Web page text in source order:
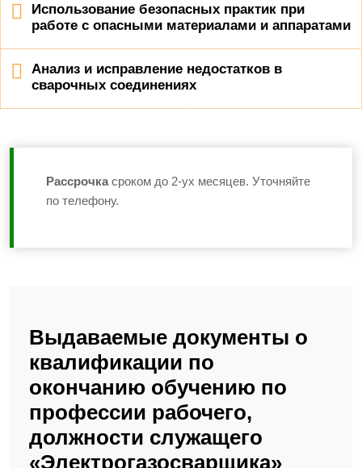
Использование безопасных практик при
работе с опасными материалами и аппаратами
Анализ и исправление недостатков в
сварочных соединениях
Рассрочка сроком до 2-ух месяцев. Уточняйте
по телефону.
Выдаваемые документы о
квалификации по
окончанию обучению по
профессии рабочего,
должности служащего
«Электрогазосварщика»